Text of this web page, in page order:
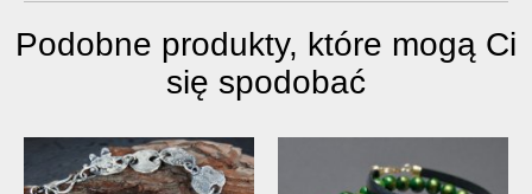
Podobne produkty, które mogą Ci
się spodobać